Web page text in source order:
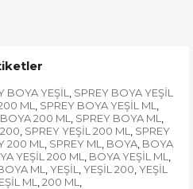
BOYA YEŞİL
SPREY BOYA YEŞİL
ML SPREY BOYA YEŞİL ML
200 ML SPREY BOYA ML
SPREY YEŞİL 200 ML
SPREY
200 ML SPREY ML BOYA BOYA
YEŞİL 200 ML BOYA YEŞİL ML
ML YEŞİL YEŞİL 200 YEŞİL
ML 200 ML